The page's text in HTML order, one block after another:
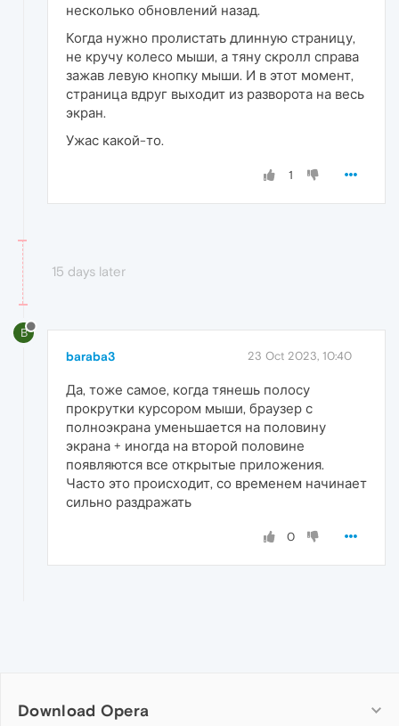
несколько обновлений назад.
Когда нужно пролистать длинную страницу,
не кручу колесо мыши, а тяну скролл справа
зажав левую кнопку мыши. И в этот момент,
страница вдруг выходит из разворота на весь
экран.
Ужас какой-то.
1
15 days later
B
baraba3 23 Oct 2023, 10:40
Да, тоже самое, когда тянешь полосу
прокрутки курсором мыши, браузер с
полноэкрана уменьшается на половину
экрана + иногда на второй половине
появляются все открытые приложения.
Часто это происходит, со временем начинает
сильно раздражать
0
Download Opera